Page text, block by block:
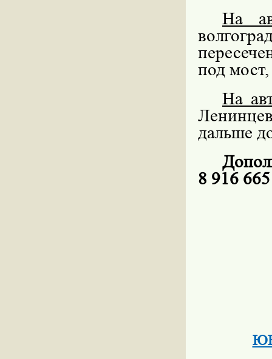
На
под
На
дальше
8 916